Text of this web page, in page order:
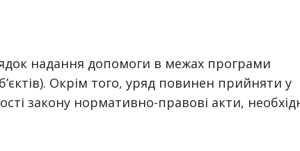
надання допомоги в межах програми
Окрім того, уряд повинен прийняти у
закону нормативно-правові акти,